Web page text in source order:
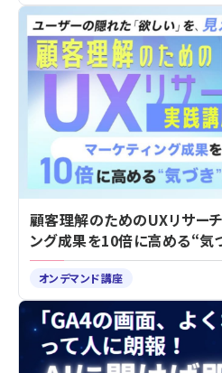
顧客理解のためのUXリサー
ング成果を10倍に高める“気
オンデマンド講座